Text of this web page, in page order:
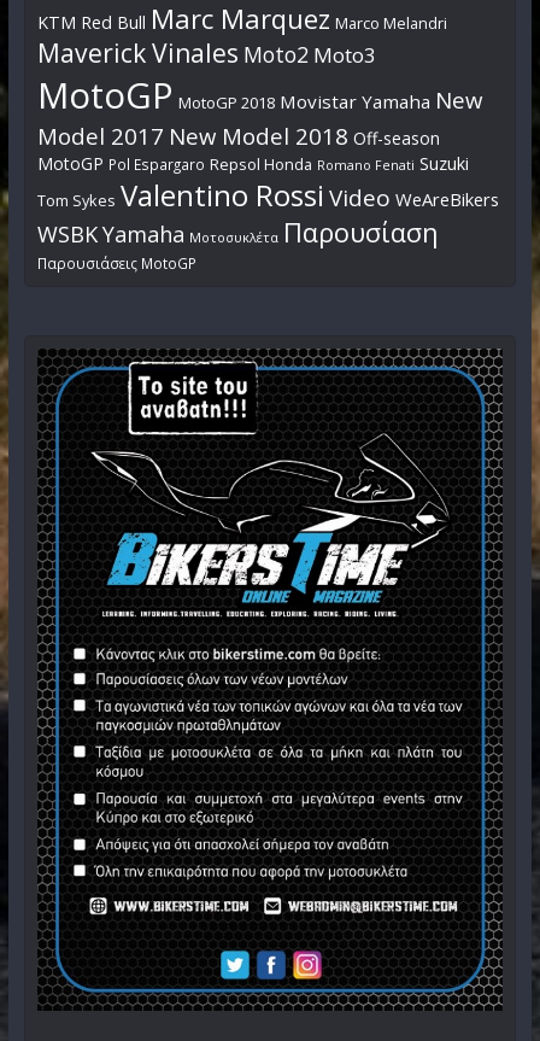
KTM Red Bull Marc Marquez Marco Melandri
Maverick Vinales Moto2 Moto3
MotoGP MotoGP 2018 Movistar Yamaha New
Model 2017 New Model 2018 Off-season
MotoGP Pol Espargaro Repsol Honda Romano Fenati Suzuki
Tom Sykes Valentino Rossi Video WeAreBikers
WSBKYamaha Μοτοσυκλέτα Παρουσίαση
Παρουσιάσεις MotoGP